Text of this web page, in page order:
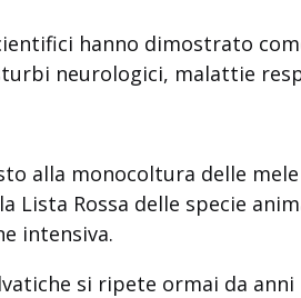
hanno dimostrato
neurologici, malattie
alla monocoltura delle
Lista Rossa delle specie
intensiva.
si ripete ormai da